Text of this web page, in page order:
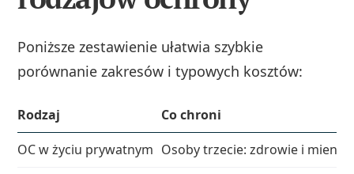
Poniższe zestawienie ułatwia szybkie
porównanie zakresów i typowych kosztów:
Rodzaj
Co chroni
OC w życiu prywatnym Osoby trzecie: zdrowie i mienie